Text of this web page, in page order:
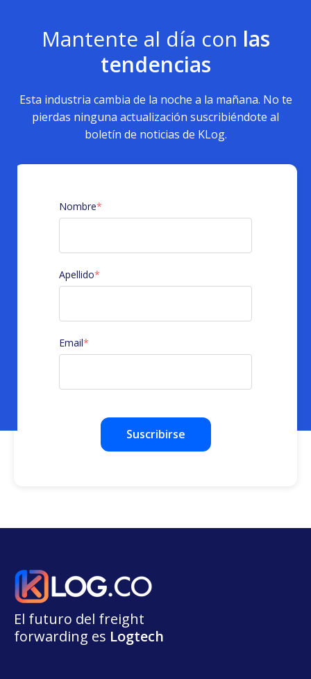
Mantente al día con las
tendencias
Esta industria cambia de la noche a la mañana. No te
pierdas ninguna actualización suscribiéndote al
boletín de noticias de KLog.
Nombre*
Apellido*
Email*
El futuro del freight
forwarding es Logtech